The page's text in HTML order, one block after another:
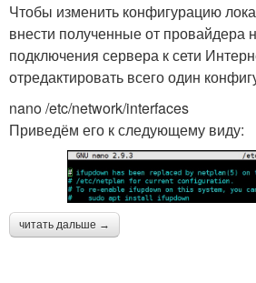
Чтобы изменить конфигурацию
внести полученные от провайдера
подключения сервера к сети
отредактировать всего один
nano /etc/network/interfaces
Приведём его к следующему виду:
читать дальше →